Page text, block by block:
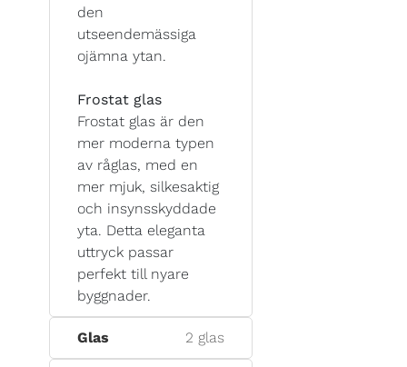
den
utseendemässiga
ojämna ytan.
Frostat glas
Frostat glas är den
mer moderna typen
av råglas, med en
mer mjuk, silkesaktig
och insynsskyddade
yta. Detta eleganta
uttryck passar
perfekt till nyare
byggnader.
Glas 2 glas